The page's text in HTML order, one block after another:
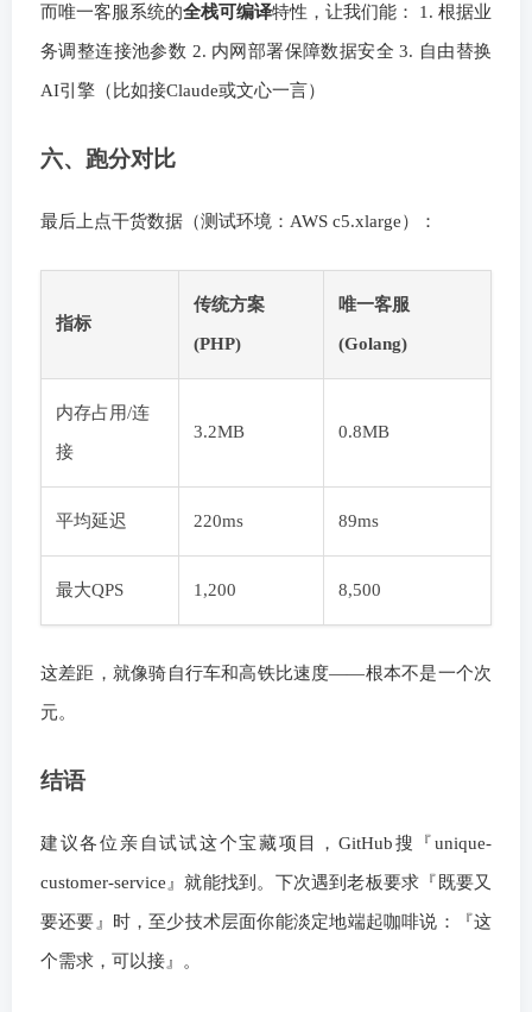
而唯一客服系统的全栈可编译特性，让我们能： 1. 根据业
务调整连接池参数 2. 内网部署保障数据安全 3. 自由替换
AI引擎（比如接Claude或文心一言）
六、跑分对比
最后上点干货数据（测试环境：AWS c5.xlarge）：
指标
传统方案
(PHP)
唯一客服
(Golang)
内存占用/连
接
3.2MB 0.8MB
平均延迟 220ms 89ms
最大QPS 1,200 8,500
这差距，就像骑自行车和高铁比速度——根本不是一个次
元。
结语
建议各位亲自试试这个宝藏项目，GitHub搜『unique-
customer-service』就能找到。下次遇到老板要求『既要又
要还要』时，至少技术层面你能淡定地端起咖啡说：『这
个需求，可以接』。